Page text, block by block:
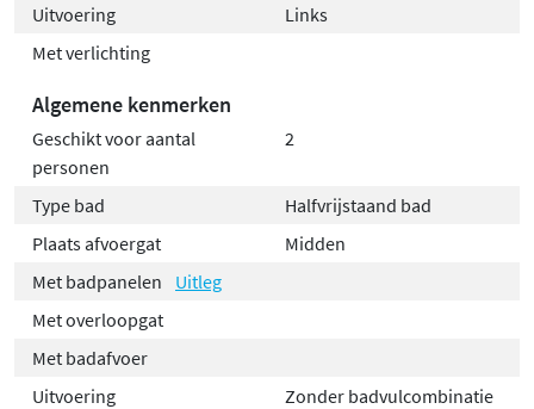
Uitvoering
Links
Met verlichting
Algemene kenmerken
Geschikt voor aantal
personen
2
Type bad
Halfvrijstaand bad
Plaats afvoergat
Midden
Met badpanelen
Uitleg
Met overloopgat
Met badafvoer
Uitvoering
Zonder badvulcombinatie